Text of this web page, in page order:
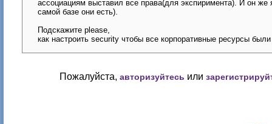
ассоциациям выставил все права(для экспиримента). И он
самой базе они есть).
Подскажите please,
как настроить security чтобы все корпоративные ресурсы
Пожалуйста, авторизуйтесь или